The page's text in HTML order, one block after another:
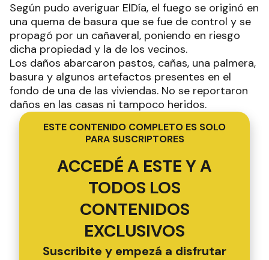
Según pudo averiguar ElDía, el fuego se originó en
una quema de basura que se fue de control y se
propagó por un cañaveral, poniendo en riesgo
dicha propiedad y la de los vecinos.
Los daños abarcaron pastos, cañas, una palmera,
basura y algunos artefactos presentes en el
fondo de una de las viviendas. No se reportaron
daños en las casas ni tampoco heridos.
ESTE CONTENIDO COMPLETO ES SOLO
PARA SUSCRIPTORES
ACCEDÉ A ESTE Y A
TODOS LOS
CONTENIDOS
EXCLUSIVOS
Suscribite y empezá a disfrutar